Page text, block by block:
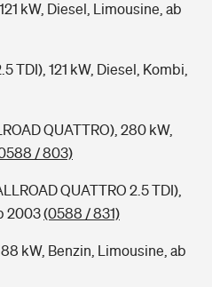
kW, Diesel, Limousine, ab
TDI), 121 kW, Diesel, Kombi,
QUATTRO), 280 kW,
/ 803)
QUATTRO 2.5 TDI),
2003(0588 / 831)
kW, Benzin, Limousine, ab